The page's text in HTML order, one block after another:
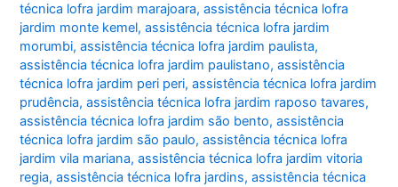
técnica lofra jardim marajoara,assistência técnica lofra
jardim monte kemel,assistência técnica lofra jardim
morumbi,assistência técnica lofra jardim paulista,
assistência técnica lofra jardim paulistano,assistência
técnica lofra jardim peri peri,assistência técnica lofra jardim
prudência,assistência técnica lofra jardim raposo tavares,
assistência técnica lofra jardim são bento,assistência
técnica lofra jardim são paulo,assistência técnica lofra
jardim vila mariana,assistência técnica lofra jardim vitoria
regia,assistência técnica lofra jardins,assistência técnica